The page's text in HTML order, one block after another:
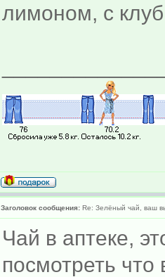
лимоном, с
Заголовок сообщения: Re: Зелёный чай, ваш
Чай в аптеке,
посмотреть что